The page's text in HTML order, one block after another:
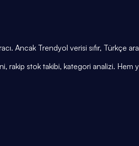
Ancak Trendyol verisi sıfır, Türkçe
rakip stok takibi, kategori analizi. Hem